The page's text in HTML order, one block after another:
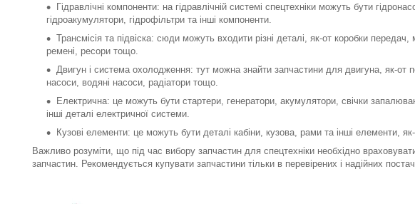
Гідравлічні компоненти: на гідравлічній системі спецтехніки можуть бути
гідроакумулятори, гідрофільтри та інші компоненти.
Трансмісія та підвіска: сюди можуть входити різні деталі, як-от коробки
ремені, ресори тощо.
Двигун і система охолодження: тут можна знайти запчастини для двигуна, як-от
насоси, водяні насоси, радіатори тощо.
Електрична: це можуть бути стартери, генератори, акумулятори, свічки
інші деталі електричної системи.
Кузові елементи: це можуть бути деталі кабіни, кузова, рами та інші елементи,
Важливо розуміти, що під час вибору запчастин для спецтехніки необхідно
запчастин. Рекомендується купувати запчастини тільки в перевірених і надійних